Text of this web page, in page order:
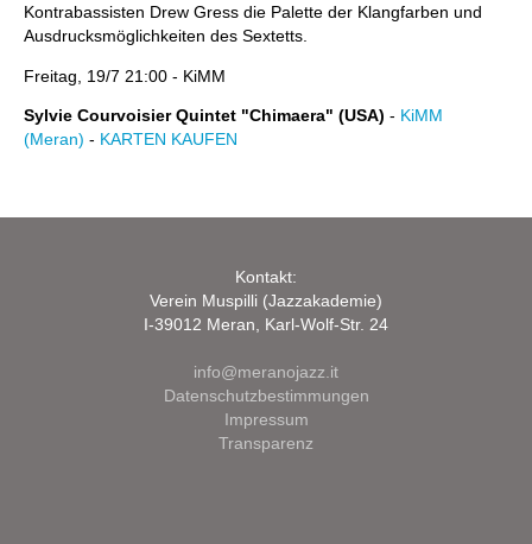
Kontrabassisten Drew Gress die Palette der Klangfarben und
Ausdrucksmöglichkeiten des Sextetts.
Freitag, 19/7 21:00 - KiMM
Sylvie Courvoisier Quintet "Chimaera" (USA) - KiMM
(Meran) - KARTEN KAUFEN
Kontakt:
Verein Muspilli (Jazzakademie)
I-39012 Meran, Karl-Wolf-Str. 24
info@meranojazz.it
Datenschutzbestimmungen
Impressum
Transparenz